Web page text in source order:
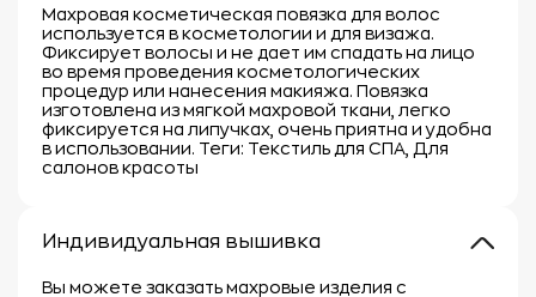
Махровая косметическая повязка для волос
используется в косметологии и для визажа.
Фиксирует волосы и не дает им спадать на лицо
во время проведения косметологических
процедур или нанесения макияжа. Повязка
изготовлена из мягкой махровой ткани, легко
фиксируется на липучках, очень приятна и удобна
в использовании. Теги: Текстиль для СПА, Для
салонов красоты
Индивидуальная вышивка
Вы можете заказать махровые изделия с